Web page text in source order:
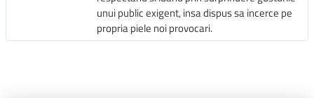
unui public exigent, insa dispus sa incerce pe
propria piele noi provocari.